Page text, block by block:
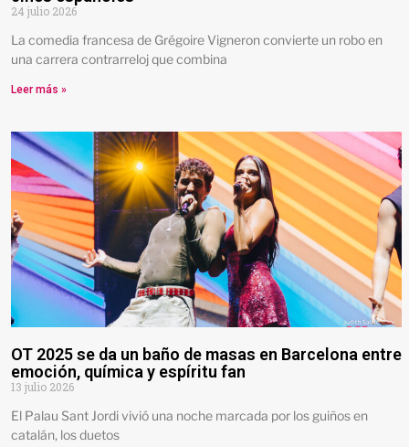
24 julio 2026
La comedia francesa de Grégoire Vigneron convierte un robo en
una carrera contrarreloj que combina
Leer más »
OT 2025 se da un baño de masas en Barcelona entre
emoción, química y espíritu fan
13 julio 2026
El Palau Sant Jordi vivió una noche marcada por los guiños en
catalán, los duetos